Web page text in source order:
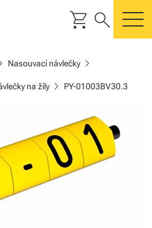
shopping_cart search
Nasouvací návlečkychevron_right
na žílychevron_right PY-01003BV30.3